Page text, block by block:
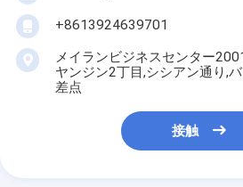
+8613924639701
メイランビジネスセンター
ヤンジン2丁目,シシアン通り,
差点
接触